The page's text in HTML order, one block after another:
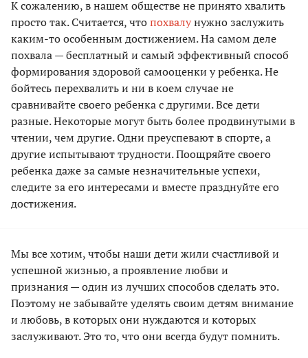
К сожалению, в нашем обществе не принято хвалить
просто так. Считается, чтопохвалунужно заслужить
каким-то особенным достижением. На самом деле
похвала — бесплатный и самый эффективный способ
формирования здоровой самооценки у ребенка. Не
бойтесь перехвалить и ни в коем случае не
сравнивайте своего ребенка с другими. Все дети
разные. Некоторые могут быть более продвинутыми в
чтении, чем другие. Одни преуспевают в спорте, а
другие испытывают трудности. Поощряйте своего
ребенка даже за самые незначительные успехи,
следите за его интересами и вместе празднуйте его
достижения.
Мы все хотим, чтобы наши дети жили счастливой и
успешной жизнью, а проявление любви и
признания — один из лучших способов сделать это.
Поэтому не забывайте уделять своим детям внимание
и любовь, в которых они нуждаются и которых
заслуживают. Это то, что они всегда будут помнить.